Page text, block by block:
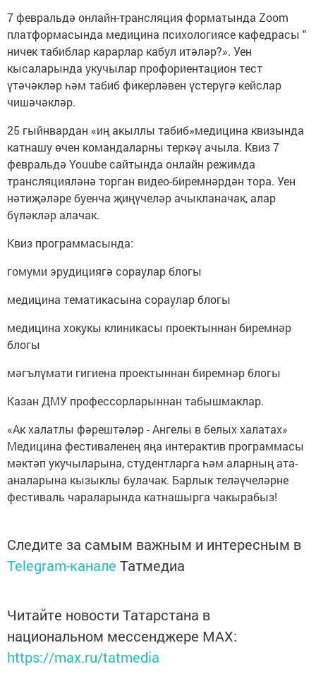
7 февральдә онлайн-трансляция форматында Zoom
платформасында медицина психологиясе кафедрасы "
ничек табиблар карарлар кабул итәләр?». Уен
кысаларында укучылар профориентацион тест
үтәчәкләр һәм табиб фикерләвен үстерүгә кейслар
чишәчәкләр.
25 гыйнвардан «иң акыллы табиб»медицина квизында
катнашу өчен командаларны теркәү ачыла. Квиз 7
февральдә Youube сайтында онлайн режимда
трансляцияләнә торган видео-биремнәрдән тора. Уен
нәтиҗәләре буенча җиңүчеләр ачыкланачак, алар
бүләкләр алачак.
Квиз программасында:
гомуми эрудициягә сораулар блогы
медицина тематикасына сораулар блогы
медицина хокукы клиникасы проектыннан биремнәр
блогы
мәгълүмати гигиена проектыннан биремнәр блогы
Казан ДМУ профессорларыннан табышмаклар.
«Ак халатлы фәрештәләр - Ангелы в белых халатах»
Медицина фестиваленең яңа интерактив программасы
мәктәп укучыларына, студентларга һәм аларның ата-
аналарына кызыклы булачак. Барлык теләүчеләрне
фестиваль чараларында катнашырга чакырабыз!
Следите за самым важным и интересным в
Telegram-канале Татмедиа
Читайте новости Татарстана в
национальном мессенджере MАХ:
https://max.ru/tatmedia